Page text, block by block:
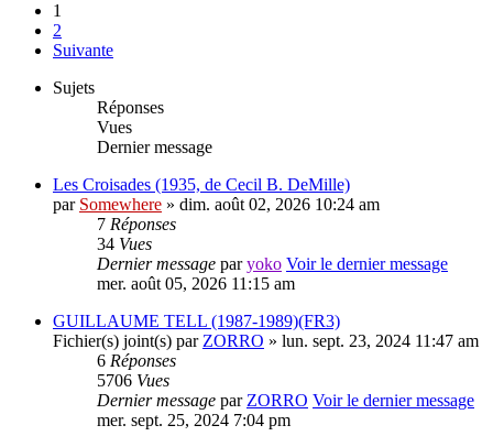
1
2
Suivante
Sujets
Réponses
Vues
Dernier message
Les Croisades (1935, de Cecil B. DeMille)
par Somewhere » dim. août 02, 2026 10:24 am
7 Réponses
34 Vues
Dernier message paryoko Voir le dernier message
mer. août 05, 2026 11:15 am
GUILLAUME TELL (1987-1989)(FR3)
Fichier(s) joint(s) parZORRO » lun. sept. 23, 2024 11:47 am
6 Réponses
5706 Vues
Dernier message parZORRO Voir le dernier message
mer. sept. 25, 2024 7:04 pm